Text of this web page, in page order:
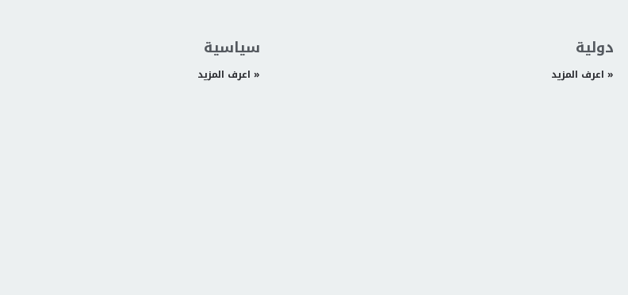
سياسية
اعرف المزيد »
دولية
اعرف المزيد »